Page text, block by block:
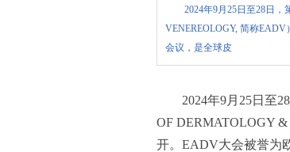
2024年9月25日至28日
VENEREOLOGY, 简称
会议，是全球皮
2024年9月25日至
OF DERMATOLOGY
开。EADV大会被誉为